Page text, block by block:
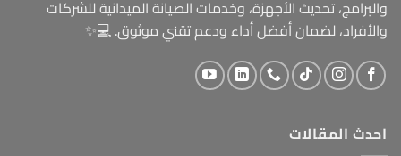
والبرامج، تحديث الأجهزة، وخدمات الصيانة الميدانية للشركات
والأفراد، لضمان أفضل أداء ودعم تقني موثوق. 💻✨
احدث المقالات